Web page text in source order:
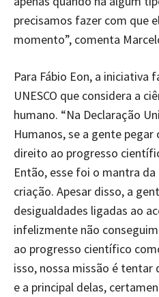
precisamos fazer com que
momento”, comenta
Para Fábio Eon, a iniciativa
UNESCO que considera a
humano. “Na Declaração
Humanos, se a gente
direito ao progresso
Então, esse foi o mantra da
criação. Apesar disso, a
desigualdades ligadas ao
infelizmente não
ao progresso científico
isso, nossa missão é tentar
e a principal delas,